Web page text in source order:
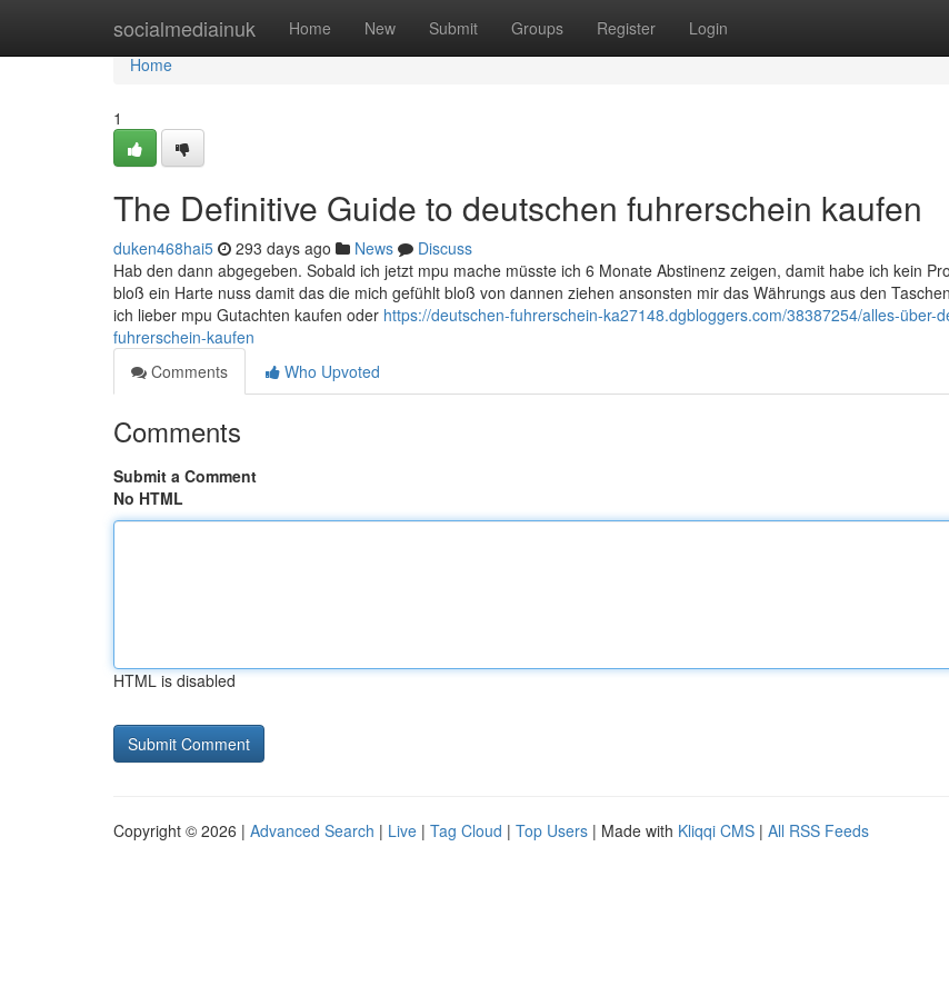
socialmediainuk Home New Submit Groups Register Login
Home
Home
1
The Definitive Guide to deutschen fuhrerschein kaufen
duken468hai5 293 days ago News
Discuss
Hab den dann abgegeben. Sobald ich jetzt mpu mache müsste ich 6 Monate Abstinenz zeigen, damit habe ich kein
bloß ein Harte nuss damit das die mich gefühlt bloß von dannen ziehen ansonsten mir das Währungs aus den
ich lieber mpu Gutachten kaufen oder https://deutschen-fuhrerschein-ka27148.dgbloggers.com/38387254/alles-über-
fuhrerschein-kaufen
Comments
Who Upvoted
Comments
Submit a Comment
No HTML
HTML is disabled
Copyright © 2026 | Advanced Search | Live | Tag Cloud | Top Users | Made with Kliqqi CMS | All RSS Feeds